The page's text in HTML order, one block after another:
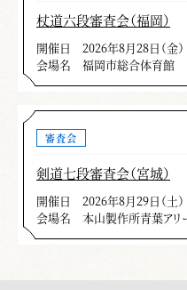
＊この記事は、月刊「剣
載しています。
杖道六段審査会（福岡）
開催日
2026年8月28日（金）
会場名
福岡市総合体育館
審査会
剣道七段審査会（宮城）
開催日
2026年8月29日（土）
会場名
本山製作所青葉アリ